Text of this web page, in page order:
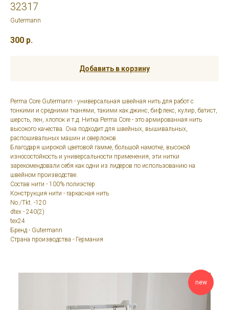
32317
Gutermann
300 р.
Добавить в корзину
Perma Core Gutermann - универсальная швейная нить для работ с
тонкими и средними тканями, такими как джинс, бифлекс, кулир, батист,
шерсть, лен, хлопок и т.д. Нитка Perma Core - это армированная нить
высокого качества. Она подходит для швейных, вышивальных,
распошивальных машин и оверлоков.
Благодаря широкой цветовой гамме, большой намотке, высокой
износостойкость и универсальности применения, эти нитки
зарекомендовали себя как одни из лидеров по использованию на
швейном производстве.
Состав нити - 100% полиэстер
Конструкция нити - rаркасная нить
No./Tkt. -120
dtex - 240(2)
tex24
Бренд - Gutermann
Страна производства - Германия
new